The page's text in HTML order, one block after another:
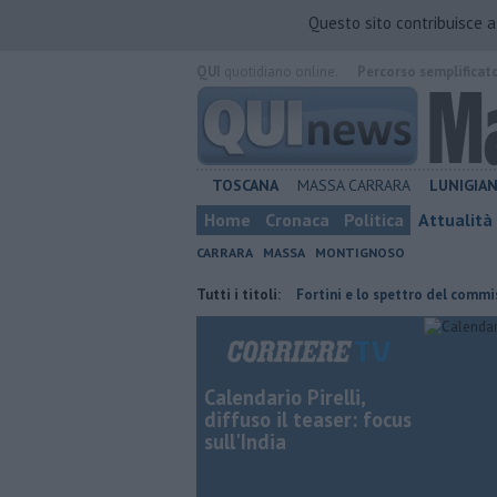
Questo sito contribuisce
TOSCANA MASSA CARRARA
Home Cronaca Politica Attualità
CARRARA MASSA MONTIGNOSO
Tutti i titoli:
Retiambiente, il dopo Fortini e lo spettro del
Calendario Pirelli,
diffuso il teaser: focus
sull'India